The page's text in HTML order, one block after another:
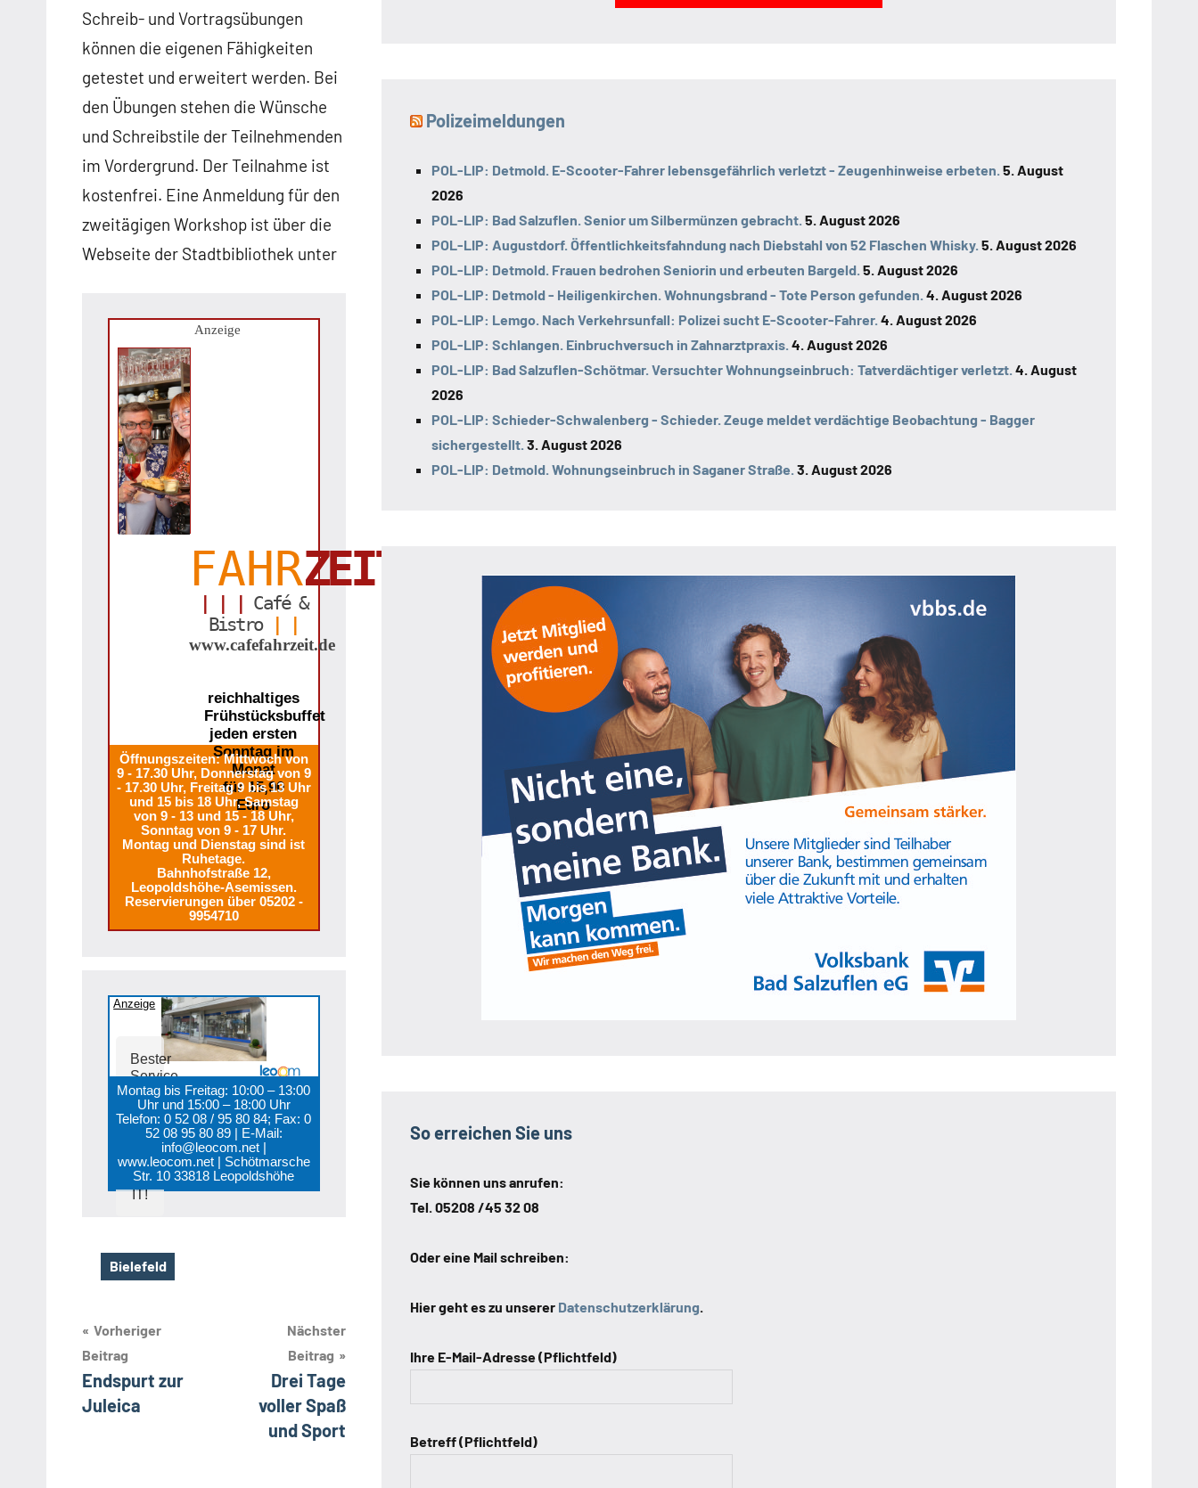
Schreib- und Vortragsübungen
können die eigenen Fähigkeiten
getestet und erweitert werden. Bei
den Übungen stehen die Wünsche
und Schreibstile der Teilnehmenden
im Vordergrund. Der Teilnahme ist
kostenfrei. Eine Anmeldung für den
zweitägigen Workshop ist über die
Webseite der Stadtbibliothek unter
Anzeige
FAHRZEIT
Café &
Bistro| |
www.cafefahrzeit.de
reichhaltiges
Frühstücksbuffet
jeden ersten
Sonntag im
Monat
für 15,90
Euro
Öffnungszeiten: Mittwoch von
9 - 17.30 Uhr, Donnerstag von 9
- 17.30 Uhr, Freitag 9 bis 13 Uhr
und 15 bis 18 Uhr, Samstag
von 9 - 13 und 15 - 18 Uhr,
Sonntag von 9 - 17 Uhr.
Montag und Dienstag sind ist
Ruhetage.
Bahnhofstraße 12,
Leopoldshöhe-Asemissen.
Reservierungen über 05202 -
9954710
Anzeige
Bester
Service
direkt
vor
Ort.
für
Ihre
IT!
Montag bis Freitag: 10:00 – 13:00
Uhr und 15:00 – 18:00 Uhr
Telefon: 0 52 08 / 95 80 84; Fax: 0
52 08 95 80 89 | E-Mail:
info@leocom.net |
www.leocom.net | Schötmarsche
Str. 10 33818 Leopoldshöhe
Schlagwörter
Bielefeld
Beitragsnavigation
Vorheriger
Beitrag
Endspurt zur
Juleica
Nächster
Beitrag
Drei Tage
voller Spaß
und Sport
Polizeimeldungen
POL-LIP: Detmold. E-Scooter-Fahrer lebensgefährlich verletzt - Zeugenhinweise erbeten. 5. August
2026
POL-LIP: Bad Salzuflen. Senior um Silbermünzen gebracht. 5. August 2026
POL-LIP: Augustdorf. Öffentlichkeitsfahndung nach Diebstahl von 52 Flaschen Whisky. 5. August 2026
POL-LIP: Detmold. Frauen bedrohen Seniorin und erbeuten Bargeld. 5. August 2026
POL-LIP: Detmold - Heiligenkirchen. Wohnungsbrand - Tote Person gefunden. 4. August 2026
POL-LIP: Lemgo. Nach Verkehrsunfall: Polizei sucht E-Scooter-Fahrer. 4. August 2026
POL-LIP: Schlangen. Einbruchversuch in Zahnarztpraxis. 4. August 2026
POL-LIP: Bad Salzuflen-Schötmar. Versuchter Wohnungseinbruch: Tatverdächtiger verletzt. 4. August
2026
POL-LIP: Schieder-Schwalenberg - Schieder. Zeuge meldet verdächtige Beobachtung - Bagger
sichergestellt. 3. August 2026
POL-LIP: Detmold. Wohnungseinbruch in Saganer Straße. 3. August 2026
So erreichen Sie uns
Sie können uns anrufen:
Tel. 05208 /45 32 08
Oder eine Mail schreiben:
Hier geht es zu unserer Datenschutzerklärung.
Ihre E-Mail-Adresse (Pflichtfeld)
Betreff (Pflichtfeld)